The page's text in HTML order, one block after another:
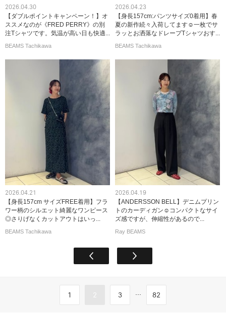
2026.04.30
【ダブルポイントキャンペーン！】オ
ススメなのが《FRED PERRY》の別
注Tシャツです。気温が高い日も快適...
BEAMS Tachikawa
2026.04.23
【身長157cm:パンツサイズ0着用】春
夏の新作続々入荷してます☺︎一枚でサ
ラッとお洒落なドレープTシャツおす...
BEAMS Tachikawa
2026.04.21
【身長157cm サイズFREE着用】フラ
ワー柄のシルエット綺麗なワンピース
◎さりげなくカットアウトはいっ...
BEAMS Tachikawa
2026.04.19
【ANDERSSON BELL】デニムプリン
トのカーディガン☺︎コンパクトなサイ
ズ感ですが、伸縮性があるので...
Ray BEAMS
1 2 3 ... 82